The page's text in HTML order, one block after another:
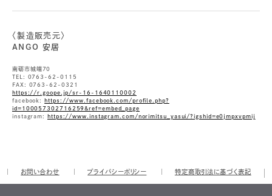
〈製造販売元〉
ANGO 安居
南砺市城端70
TEL: 0763-62-0115
FAX: 0763-62-0321
https://r.goope.jp/sr-16-1640110002
facebook: https://www.facebook.com/profile.php?
id=100057302716259&ref=embed_page
instagram:
https://www.instagram.com/norimitsu_yasui/?igshid=e0jmpxvpmij
お問い合わせ プライバシーポリシー 特定商取引法に基づく表記